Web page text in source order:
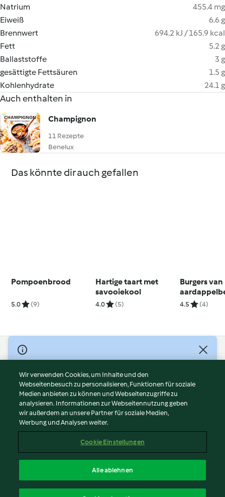
Natrium
455.4 mg
Eiweiß
6.6 g
Brennwert
694.2 kJ / 165.9 kcal
Fett
5.2 g
Ballaststoffe
3 g
gesättigte Fettsäuren
1.5 g
Kohlenhydrate
24.1 g
Auch enthalten in
Champignon
11 Rezepte
Benelux
Das könnte dir auch gefallen
Pompoenbrood
5.0 (9)
Hartige taart met
savooiekool
4.0 (5)
Burgers van
en spinazie
4.5 (4)
© Copyright 2026
Nutzungsbedingungen
Datenschutzrichtlinien
Disclaimer
Impressum
Cookies
Abo kündigen
Erklärung zur Barrierefreiheit
Wir verwenden Cookies, um Inhalte und den
Webseitenbesuch zu personalisieren, Funktionen für soziale
Medien anbieten zu können und Webseitenzugriffe zu
analysieren. Informationen zur Webseitennutzung geben
wir außerdem an unsere Partner für soziale Medien,
Werbung und Analysen weiter.
Cookie Einstellungen
Alle ablehnen